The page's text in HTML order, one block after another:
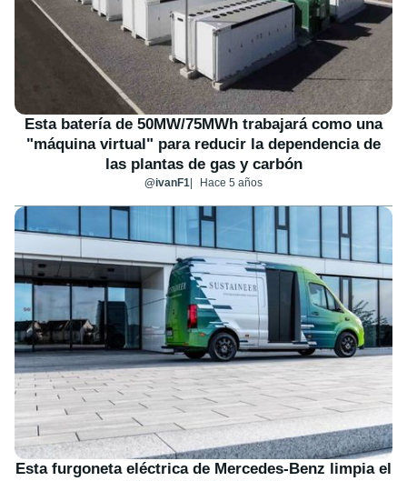
Esta batería de 50MW/75MWh trabajará como una
"máquina virtual" para reducir la dependencia de
las plantas de gas y carbón
@ivanF1 Hace 5 años
Esta furgoneta eléctrica de Mercedes-Benz limpia el